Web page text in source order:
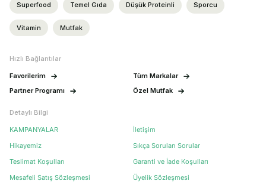
Superfood Temel Gıda Düşük Proteinli Sporcu
Vitamin Mutfak
Hızlı Bağlantılar
Favorilerim
Tüm Markalar
Partner Programı
Özel Mutfak
Detaylı Bilgi
KAMPANYALAR
İletişim
Hikayemiz
Sıkça Sorulan Sorular
Teslimat Koşulları
Garanti ve İade Koşulları
Mesafeli Satış Sözleşmesi
Üyelik Sözleşmesi